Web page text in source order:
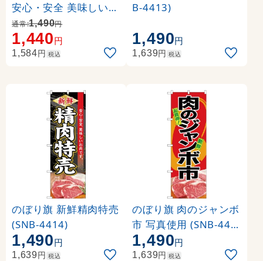
安心・安全 美味しいお
肉です (SNB-4396)
通常:1,490円
1,440円
1,584円 税込
B-4413)
1,490円
1,639円 税込
のぼり旗 新鮮精肉特売
(SNB-4414)
1,490円
1,639円 税込
のぼり旗 肉のジャンボ
市 写真使用 (SNB-441
5)
1,490円
1,639円 税込